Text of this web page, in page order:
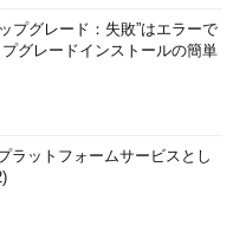
プグレード：失敗”はエラーで
グレードインストールの簡単
ラットフォームサービスとし